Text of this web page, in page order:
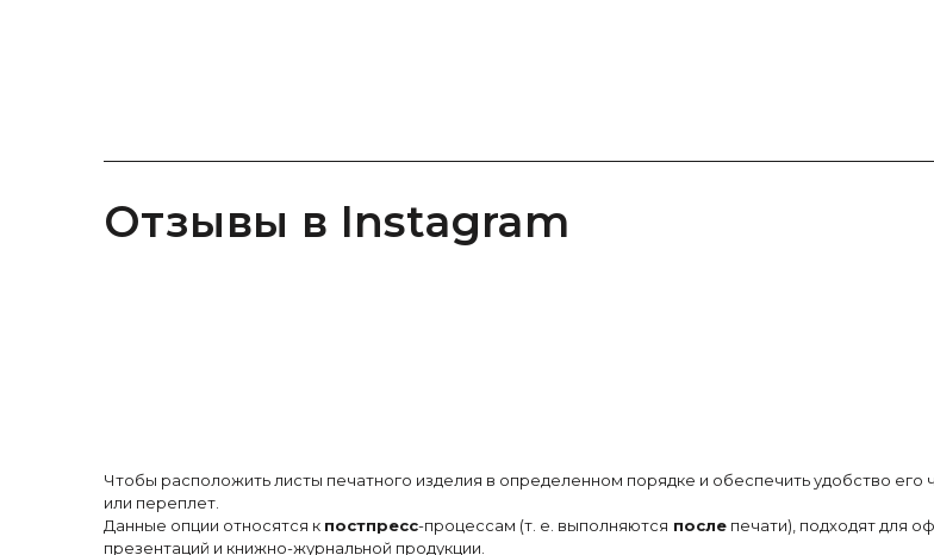
Отзывы в Instagram
Чтобы расположить листы печатного изделия в определенном порядке и обеспечить удобство
или переплет.
Данные опции относятся к постпресс-процессам (т. е. выполняются после печати), подходят для
презентаций и книжно-журнальной продукции.